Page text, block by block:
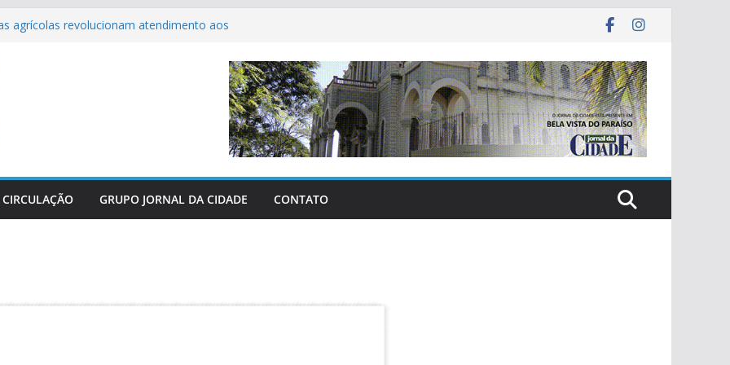
agrícolas revolucionam atendimento aos
Federação e reafirma apoio total
pesquisas e perde mais de 20 pontos
com as grandes finais do Campeonato
de Sertaneja
CIRCULAÇÃO GRUPO JORNAL DA CIDADE CONTATO